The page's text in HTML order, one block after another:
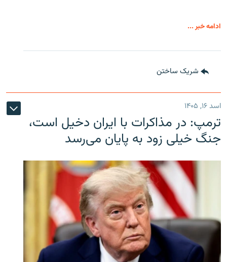
ادامه خبر ...
شریک ساختن
اسد ۱۶, ۱۴۰۵
ترمپ: در مذاکرات با ایران دخیل است،
جنگ خیلی زود به پایان می‌رسد